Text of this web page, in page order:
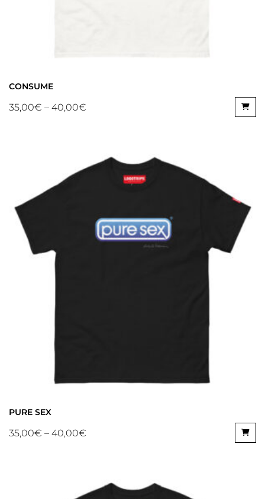
CONSUME
35,00€ – 40,00€
PURE SEX
35,00€ – 40,00€